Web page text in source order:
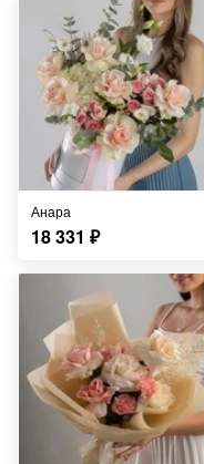
Анара
18 331 ₽